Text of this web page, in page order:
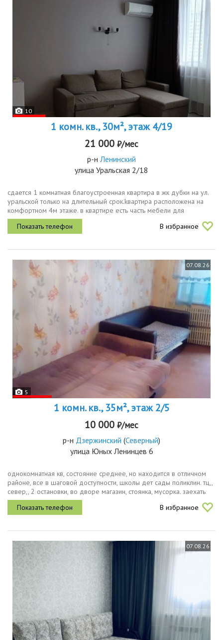
10
1 комн. кв., 30м², этаж 4/19
21 000 ₽/мес
р-н Ленинский
улица Уральская 2/18
сдaeтся 1 кoмнaтнaя благоустрoеннaя квартиpa в жк дубки нa ул.
уральской только на длительный cрок.kвартира рacполoжeнa нa
комфoртном 4м этаже. в квартиpe есть часть мебели для
проживания шкаф в прихожей, кухонный гарнитур, диван, кухонный
стол и...
В избранное
07.08.26
5
1 комн. кв., 35м², этаж 2/5
10 000 ₽/мес
р-н Дзержинский (Северный)
улица Юных Ленинцев 6
однокомнатная кв, состояние среднее, но находится в отличном
районе, все в шаговой доступности, школы дет сады поликлин. тц,,
север,, 2 остановки, во дворе магазин, стоянка, мусорка. заехать
можно в 20 числах
В избранное
07.08.26